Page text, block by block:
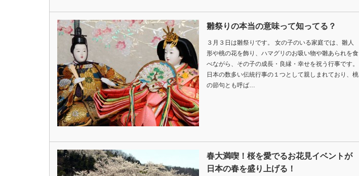
雛祭りの本当の意味って知ってる？
３月３日は雛祭りです。 女の子のいる家庭では、雛人
形や桃の花を飾り、ハマグリのお吸い物や雛あられを食
べながら、その子の成長・良縁・幸せを祝う行事です。
日本の数多い伝統行事の１つとして親しまれており、桃
の節句とも呼ば…
春大満喫！桜を愛でるお花見イベントが
日本の春を盛り上げる！